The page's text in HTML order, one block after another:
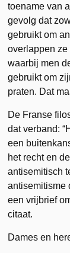
toename van
gevolg dat
gebruikt om
overlappen ze
waarbij men
gebruikt om
praten. Dat
De Franse
dat verband:
een
het recht en
antisemitisch
antisemitisme
een vrijbrief
citaat.
Dames en